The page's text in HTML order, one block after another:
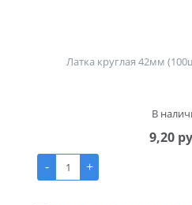
Латка круглая 42мм
В
9,20
-
+